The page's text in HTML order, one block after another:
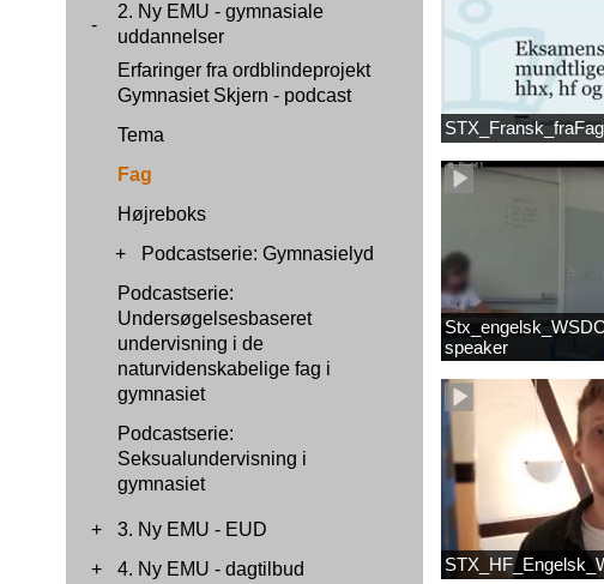
-
2. Ny EMU - gymnasiale
uddannelser
Erfaringer fra ordblindeprojekt
Gymnasiet Skjern - podcast
Tema
Fag
Højreboks
+
Podcastserie: Gymnasielyd
Podcastserie:
Undersøgelsesbaseret
undervisning i de
naturvidenskabelige fag i
gymnasiet
Podcastserie:
Seksualundervisning i
gymnasiet
+
3. Ny EMU - EUD
+
4. Ny EMU - dagtilbud
speaker